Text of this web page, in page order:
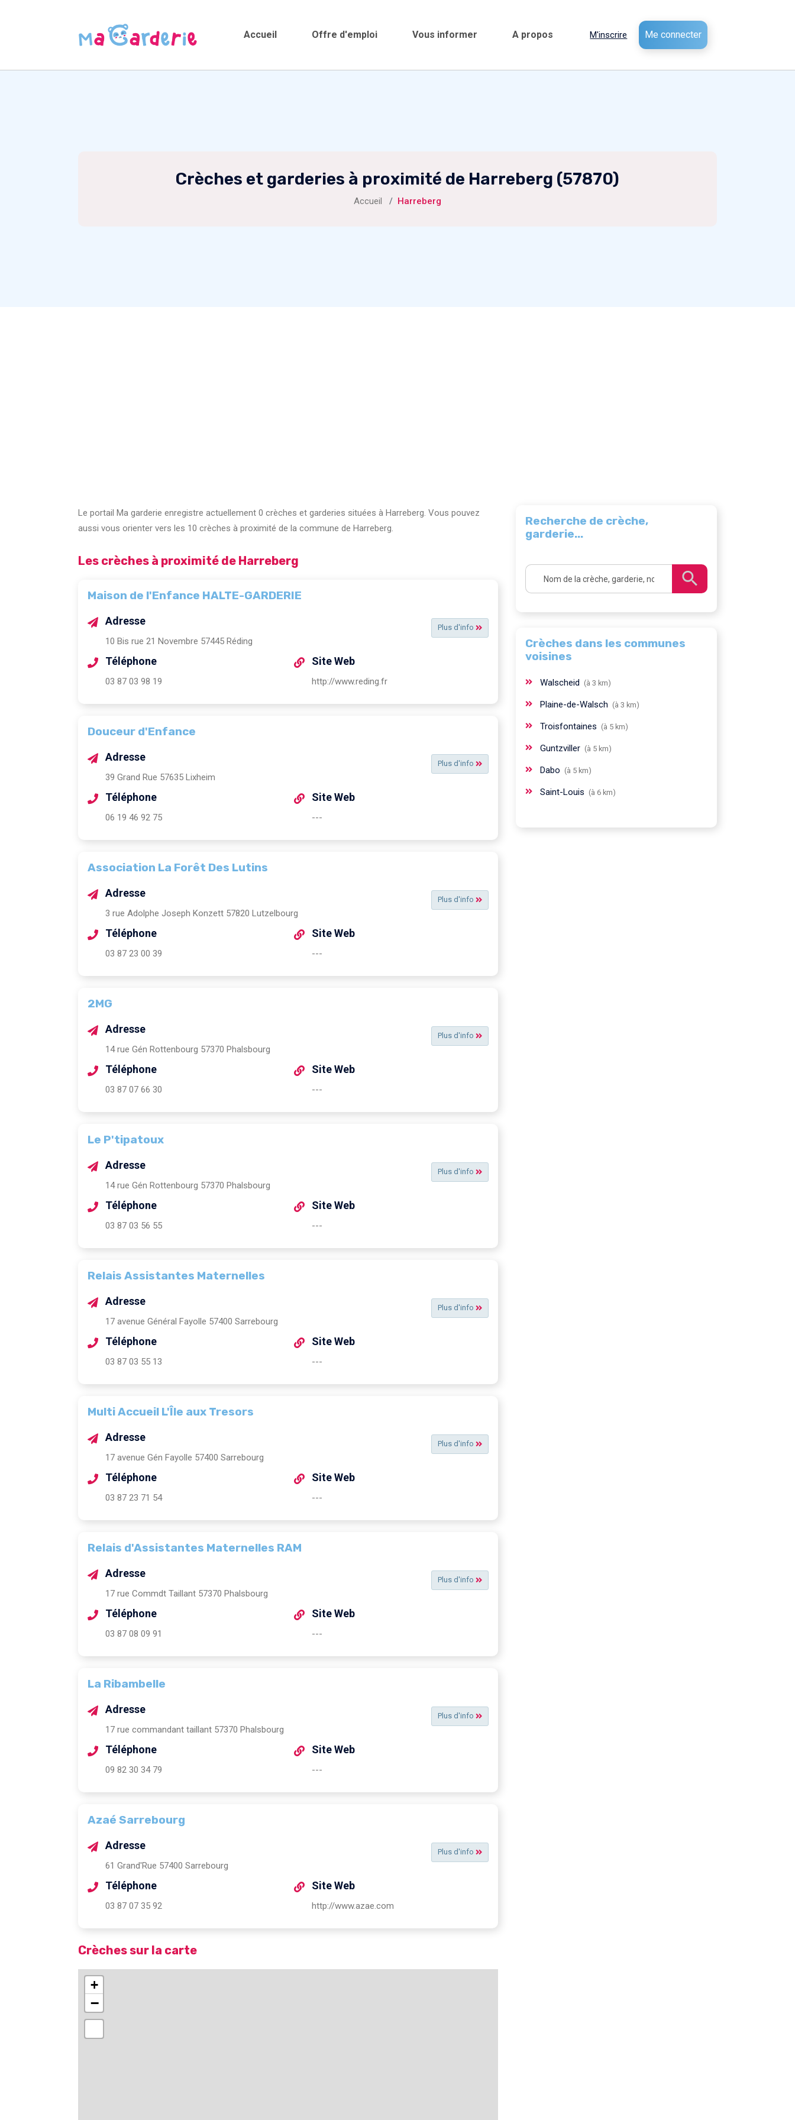
Accueil Offre d'emploi Vous informer A propos M'inscrire Me connecter
Crèches et garderies à proximité de Harreberg (57870)
Accueil Harreberg
Le portail Ma garderie enregistre actuellement 0 crèches et garderies situées à Harreberg. Vous pouvez
aussi vous orienter vers les 10 crèches à proximité de la commune de Harreberg.
Les crèches à proximité de Harreberg
Maison de l'Enfance HALTE-GARDERIE
Plus d'info
Adresse
10 Bis rue 21 Novembre 57445 Réding
Téléphone
03 87 03 98 19
Site Web
http://www.reding.fr
Douceur d'Enfance
Plus d'info
Adresse
39 Grand Rue 57635 Lixheim
Téléphone
06 19 46 92 75
Site Web
---
Association La Forêt Des Lutins
Plus d'info
Adresse
3 rue Adolphe Joseph Konzett 57820 Lutzelbourg
Téléphone
03 87 23 00 39
Site Web
---
2MG
Plus d'info
Adresse
14 rue Gén Rottenbourg 57370 Phalsbourg
Téléphone
03 87 07 66 30
Site Web
---
Le P'tipatoux
Plus d'info
Adresse
14 rue Gén Rottenbourg 57370 Phalsbourg
Téléphone
03 87 03 56 55
Site Web
---
Relais Assistantes Maternelles
Plus d'info
Adresse
17 avenue Général Fayolle 57400 Sarrebourg
Téléphone
03 87 03 55 13
Site Web
---
Multi Accueil L'Île aux Tresors
Plus d'info
Adresse
17 avenue Gén Fayolle 57400 Sarrebourg
Téléphone
03 87 23 71 54
Site Web
---
Relais d'Assistantes Maternelles RAM
Plus d'info
Adresse
17 rue Commdt Taillant 57370 Phalsbourg
Téléphone
03 87 08 09 91
Site Web
---
La Ribambelle
Plus d'info
Adresse
17 rue commandant taillant 57370 Phalsbourg
Téléphone
09 82 30 34 79
Site Web
---
Azaé Sarrebourg
Plus d'info
Adresse
61 Grand'Rue 57400 Sarrebourg
Téléphone
03 87 07 35 92
Site Web
http://www.azae.com
Crèches sur la carte
+
−
Recherche de crèche,
garderie...
Crèches dans les communes
voisines
Walscheid (à 3 km)
Plaine-de-Walsch (à 3 km)
Troisfontaines (à 5 km)
Guntzviller (à 5 km)
Dabo (à 5 km)
Saint-Louis (à 6 km)